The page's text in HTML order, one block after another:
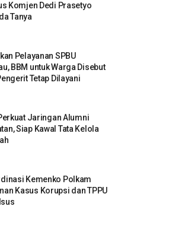
Komjen Dedi Prasetyo
Tanya
Pelayanan SPBU
BBM untuk Warga Disebut
Tetap Dilayani
Jaringan Alumni
Siap Kawal Tata Kelola
Kemenko Polkam
Kasus Korupsi dan TPPU